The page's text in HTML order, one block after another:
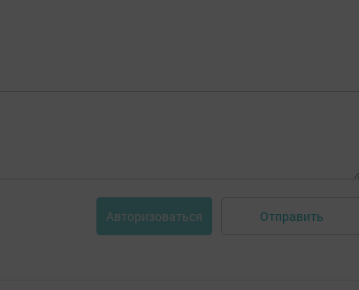
Авторизоваться Отправить